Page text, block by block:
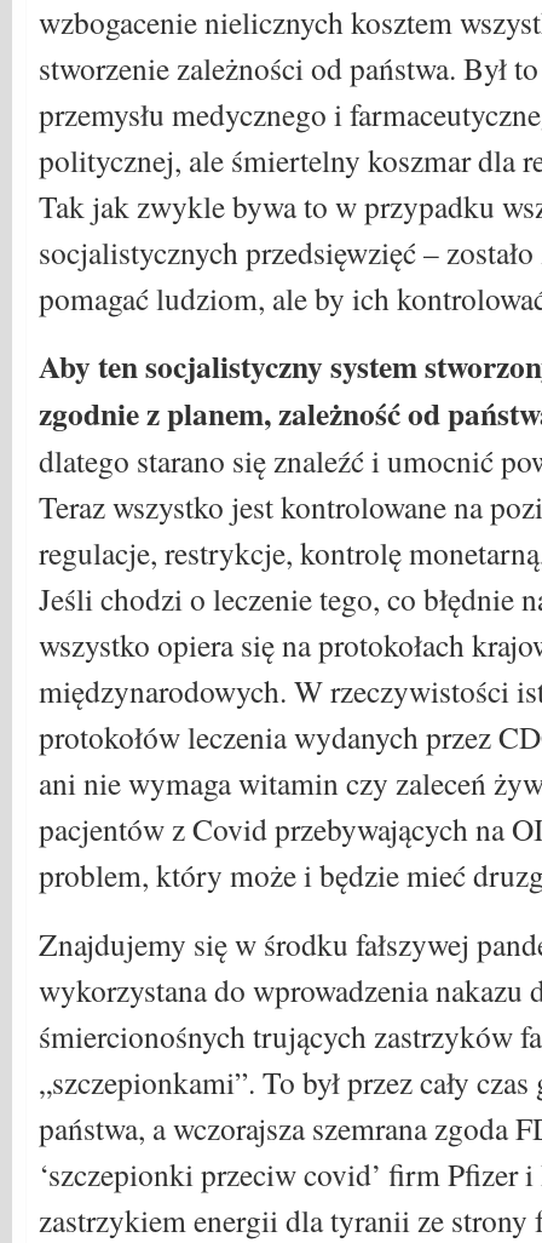
wzbogacenie nielicznych kosztem
stworzenie zależności od państwa. Był
przemysłu medycznego i
politycznej, ale śmiertelny koszmar dla
Tak jak zwykle bywa to w przypadku
socjalistycznych przedsięwzięć –
pomagać ludziom, ale by ich
Aby ten socjalistyczny system
zgodnie z planem, zależność od
dlatego starano się znaleźć i umocnić
Teraz wszystko jest kontrolowane na
regulacje, restrykcje, kontrolę
Jeśli chodzi o leczenie tego, co błędnie
wszystko opiera się na protokołach
międzynarodowych. W rzeczywistości
protokołów leczenia wydanych przez
ani nie wymaga witamin czy zaleceń
pacjentów z Covid przebywających na
problem, który może i będzie mieć
Znajdujemy się w środku fałszywej
wykorzystana do wprowadzenia nakazu
śmiercionośnych trujących zastrzyków
„szczepionkami”. To był przez cały
państwa, a wczorajsza szemrana zgoda
‘szczepionki przeciw covid’ firm Pfizer
zastrzykiem energii dla tyranii ze strony